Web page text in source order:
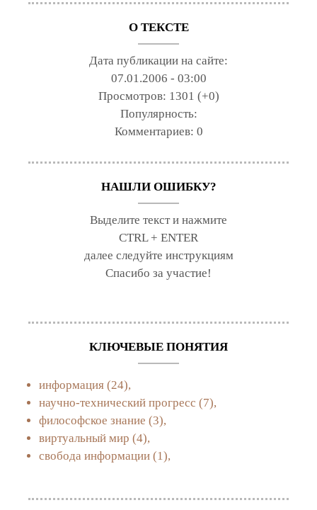
О ТЕКСТЕ
Дата публикации на сайте:
07.01.2006 - 03:00
Просмотров: 1301 (+0)
Популярность:
Комментариев: 0
НАШЛИ ОШИБКУ?
Выделите текст и нажмите
CTRL + ENTER
далее следуйте инструкциям
Спасибо за участие!
КЛЮЧЕВЫЕ ПОНЯТИЯ
информация (24),
научно-технический прогресс (7),
философское знание (3),
виртуальный мир (4),
свобода информации (1),